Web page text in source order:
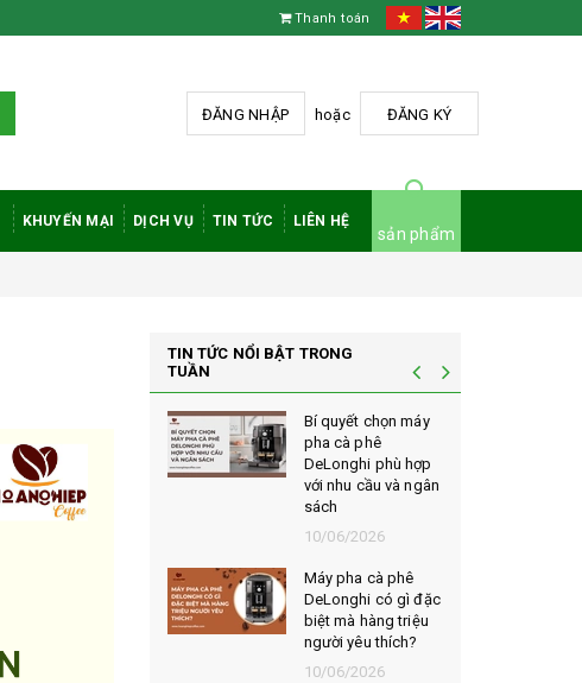
Thanh toán
ĐĂNG NHẬP hoặc ĐĂNG KÝ
KHUYẾN MẠI DỊCH VỤ TIN TỨC LIÊN HỆ
sản phẩm
TIN TỨC NỔI BẬT TRONG
TUẦN
robusta rang mộc
được đánh giá cao
giới sành cà
vị
06/2026
Bí quyết chọn máy
pha cà phê
DeLonghi phù hợp
với nhu cầu và ngân
sách
10/06/2026
Máy pha cà phê
DeLonghi có gì đặc
biệt mà hàng triệu
người yêu thích?
10/06/2026